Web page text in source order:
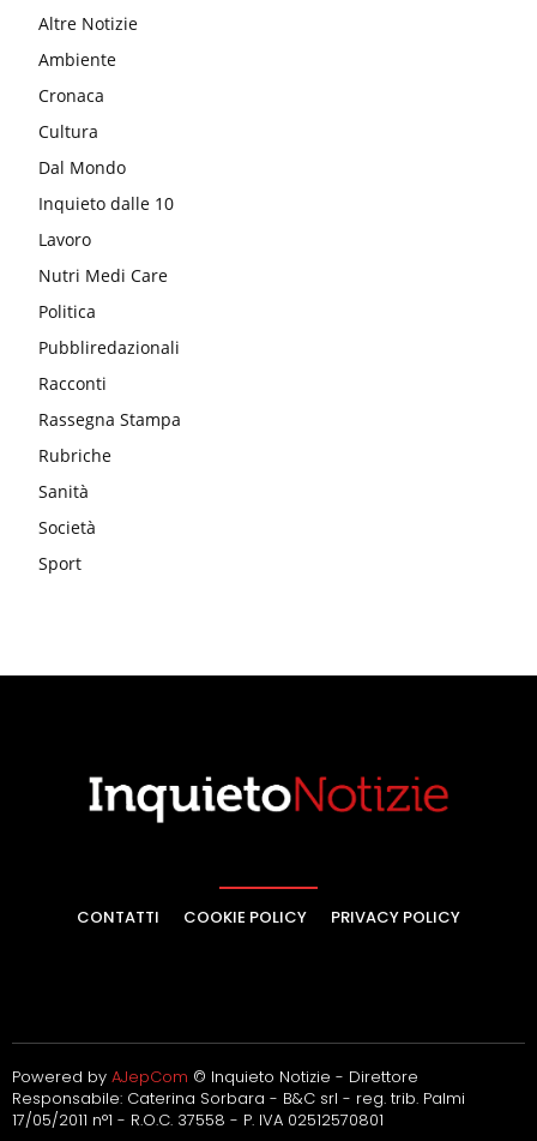
Altre Notizie
Ambiente
Cronaca
Cultura
Dal Mondo
Inquieto dalle 10
Lavoro
Nutri Medi Care
Politica
Pubbliredazionali
Racconti
Rassegna Stampa
Rubriche
Sanità
Società
Sport
CONTATTI COOKIE POLICY PRIVACY POLICY
Powered by AJepCom © Inquieto Notizie - Direttore
Responsabile: Caterina Sorbara - B&C srl - reg. trib. Palmi
17/05/2011 n°1 - R.O.C. 37558 - P. IVA 02512570801